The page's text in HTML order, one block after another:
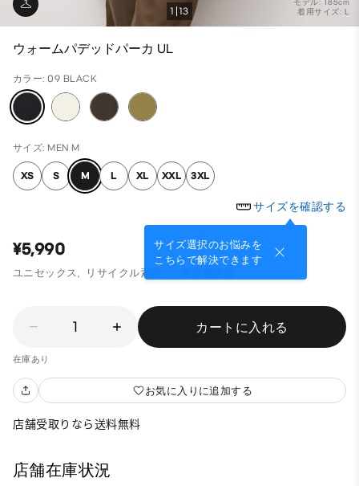
モデル: 185cm
着用サイズ: L
1 13
ウォームパデッドパーカ UL
カラー: 09 BLACK
サイズ: MEN M
XS S M L XL XXL 3XL
サイズを確認する
サイズ選択のお悩みを
こちらで解決できます
¥5,990
ユニセックス, リサイクル素材,
1 カートに入れる
在庫あり
お気に入りに追加する
店舗受取りなら送料無料
店舗在庫状況